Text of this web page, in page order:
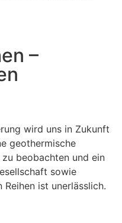
–
wird uns in Zukunft
geothermische
beobachten und ein
sowie
ist unerlässlich.